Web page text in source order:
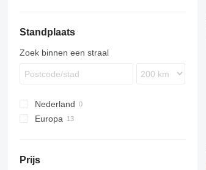
Standplaats
Zoek binnen een straal
Nederland
Europa
Prijs